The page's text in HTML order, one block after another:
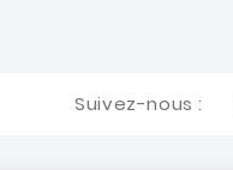
Suivez-nous :